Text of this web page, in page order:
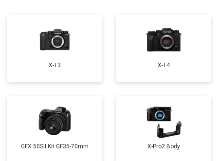
X-T3 X-T4
GFX 50SII Kit GF35-70mm X-Pro2 Body